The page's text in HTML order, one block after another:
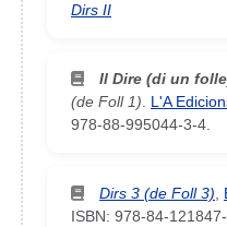
Dirs II
Il Dire (di un
(de Foll 1)
L'A
978-88-995044-3-4
Dirs 3 (de Foll 3)
ISBN: 978-84-